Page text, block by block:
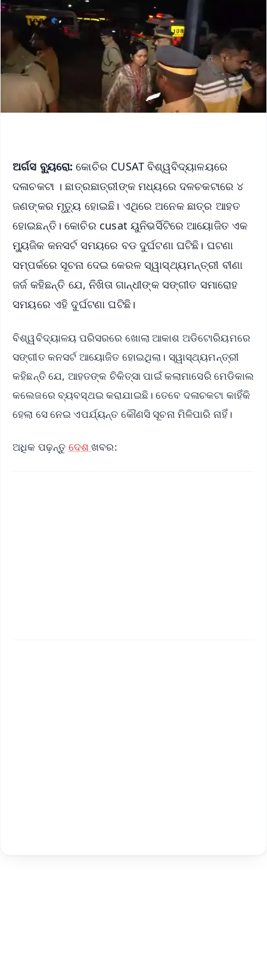
ଅର୍ଗସ ବ୍ୟୁରୋ: କୋଚିର CUSAT ବିଶ୍ୱବିଦ୍ୟାଳୟରେ
ଦଳାଚକଟା । ଛାତ୍ରଛାତ୍ରୀଙ୍କ ମଧ୍ୟରେ ଦଳଚକଟାରେ ୪
ଜଣଙ୍କର ମୃତ୍ୟୁ ହୋଇଛି। ଏଥିରେ ଅନେକ ଛାତ୍ର ଆହତ
ହୋଇଛନ୍ତି। କୋଚିର cusat ୟୁନିଭର୍ସିଟିରେ ଆୟୋଜିତ ଏକ
ମ୍ୟୁଜିକ କନସର୍ଟ ସମୟରେ ବଡ ଦୁର୍ଘଟଣା ଘଟିଛି। ଘଟଣା
ସମ୍ପର୍କରେ ସୂଚନା ଦେଇ କେରଳ ସ୍ୱାସ୍ଥ୍ୟମନ୍ତ୍ରୀ ବୀଣା
ଜର୍ଜ କହିଛନ୍ତି ଯେ, ନିଖିତା ଗାନ୍ଧୀଙ୍କ ସଙ୍ଗୀତ ସମାରୋହ
ସମୟରେ ଏହି ଦୁର୍ଘଟଣା ଘଟିଛି।
ବିଶ୍ୱବିଦ୍ୟାଳୟ ପରିସରରେ ଖୋଲା ଆକାଶ ଅଡିଟୋରିୟମରେ
ସଙ୍ଗୀତ କନସର୍ଟ ଆୟୋଜିତ ହୋଇଥିଲା। ସ୍ୱାସ୍ଥ୍ୟମନ୍ତ୍ରୀ
କହିଛନ୍ତି ଯେ, ଆହତଙ୍କ ଚିକିତ୍ସା ପାଇଁ କଲାମାସେରି ମେଡିକାଲ
କଲେଜରେ ବ୍ୟବସ୍ଥଇ କରାଯାଇଛି। ତେବେ ଦଳାଚକଟା କାହିଁକି
ହେଲା ସେ ନେଇ ଏପର୍ଯ୍ୟନ୍ତ କୌଣସି ସୂଚନା ମିଳିପାରି ନାହିଁ।
ଅଧିକ ପଢ଼ନ୍ତୁ ଦେଶଖବର: